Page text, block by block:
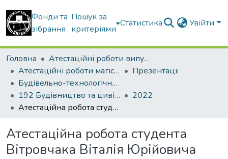
Фонди та
зібрання
Пошук за
критеріями
Статистика Увійти
Головна
Атестаційні роботи випускників
Атестаційні роботи магістрів
Презентації
Будівельно-технологічний факультет
192 Будівництво та цивільна інженерія. Технології будівельних конструкцій, виробів і матеріалів
2022
Атестаційна робота студента Вітровчака Віталія Юрійовича
Атестаційна робота студента
Вітровчака Віталія Юрійовича